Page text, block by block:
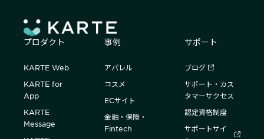
プロダクト
KARTE Web
KARTE for
App
KARTE
Message
事例
アパレル
コスメ
ECサイト
金融・保険・
Fintech
サポート
ブログ
サポート・カス
タマーサクセス
認定資格制度
サポートサイ